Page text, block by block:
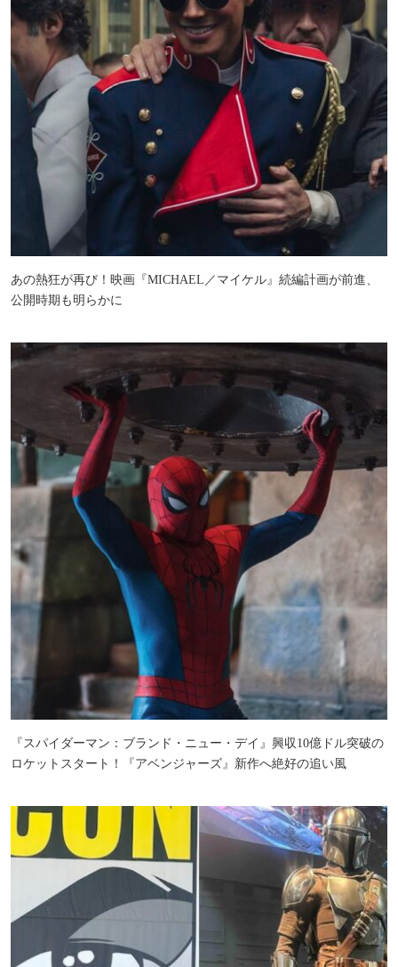
あの熱狂が再び！映画『MICHAEL／マイケル』続編計画が前進、
公開時期も明らかに
『スパイダーマン：ブランド・ニュー・デイ』興収10億ドル突破の
ロケットスタート！『アベンジャーズ』新作へ絶好の追い風